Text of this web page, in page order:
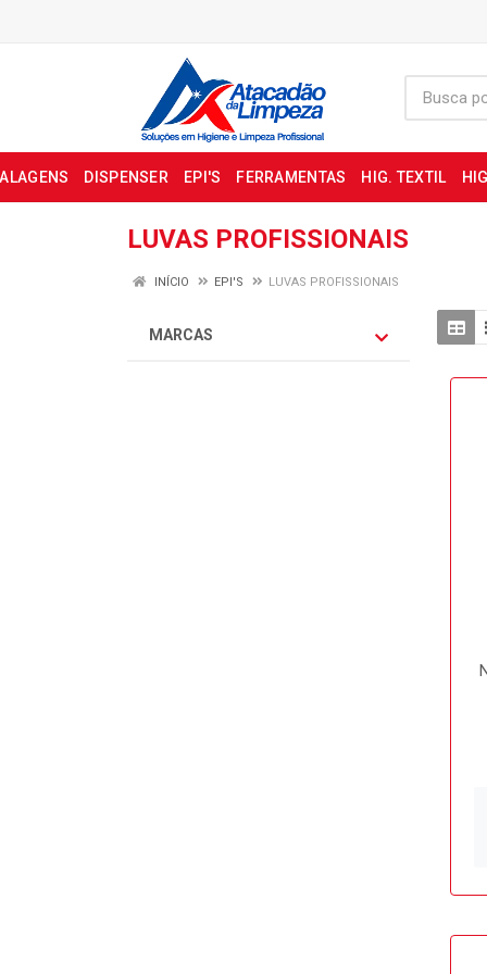
DISPENSER EPI'S FERRAMENTAS HIG. TEXTIL
LUVAS PROFISSIONAIS
INÍCIO EPI'S LUVAS PROFISSIONAIS
MARCAS